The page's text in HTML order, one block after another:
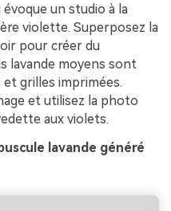
un studio à la
violette. Superposez la
pour créer du
lavande moyens sont
grilles imprimées.
et utilisez la photo
aux violets.
lavande généré